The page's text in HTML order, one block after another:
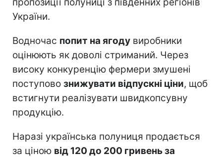
України.
Водночас попит на ягоду виробники
оцінюють як доволі стриманий. Через
високу конкуренцію фермери змушені
поступово знижувати відпускні ціни, щоб
встигнути реалізувати швидкопсувну
продукцію.
Наразі українська полуниця продається
за ціною від 120 до 200 гривень за